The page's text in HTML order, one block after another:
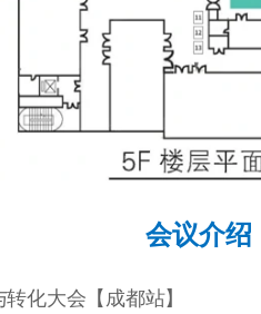
会议介绍
化大会【成都站】